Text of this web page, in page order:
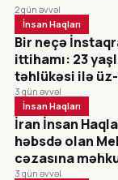
2 gün əvvəl
İnsan Haqları
Bir neçə
ittihamı: 23
təhlükəsi ilə
3 gün əvvəl
İnsan Haqları
İran İnsan
həbsdə olan
cəzasına
3 gün əvvəl